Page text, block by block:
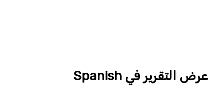
عرض التقرير في Spanish